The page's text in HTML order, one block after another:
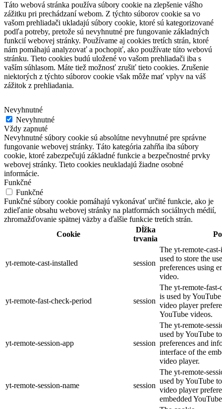
Táto webová stránka používa súbory cookie na zlepšenie vášho
zážitku pri prechádzaní webom. Z týchto súborov cookie sa vo
vašom prehliadači ukladajú súbory cookie, ktoré sú kategorizované
podľa potreby, pretože sú nevyhnutné pre fungovanie základných
funkcií webovej stránky. Používame aj cookies tretích strán, ktoré
nám pomáhajú analyzovať a pochopiť, ako používate túto webovú
stránku. Tieto cookies budú uložené vo vašom prehliadači iba s
vaším súhlasom. Máte tiež možnosť zrušiť tieto cookies. Zrušenie
niektorých z týchto súborov cookie však môže mať vplyv na váš
zážitok z prehliadania.
Nevyhnutné
Nevyhnutné
Vždy zapnuté
Nevyhnutné súbory cookie sú absolútne nevyhnutné pre správne
fungovanie webovej stránky. Táto kategória zahŕňa iba súbory
cookie, ktoré zabezpečujú základné funkcie a bezpečnostné prvky
webovej stránky. Tieto cookies neukladajú žiadne osobné
informácie.
Funkčné
Funkčné
Funkčné súbory cookie pomáhajú vykonávať určité funkcie, ako je
zdieľanie obsahu webovej stránky na platformách sociálnych médií,
zhromažďovanie spätnej väzby a ďalšie funkcie tretích strán.
Cookie
Dĺžka
trvania
yt-remote-cast-installed session
The yt-remote-
used to store the
preferences using
video.
yt-remote-fast-check-period session
The yt-remote-
is used by
video player
YouTube videos.
yt-remote-session-app session
The yt-remote-
used by YouTube
preferences and
interface of the
video player.
yt-remote-session-name session
The yt-remote-
used by YouTube
video player
embedded